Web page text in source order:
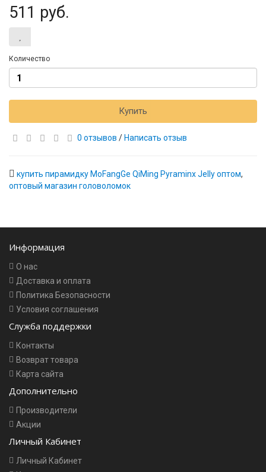
511 руб.
Количество
Купить
0 отзывов / Написать отзыв
купить пирамидку MoFangGe QiMing Pyraminx Jelly оптом,
оптовый магазин головоломок
Информация
О нас
Доставка и оплата
Политика Безопасности
Условия соглашения
Служба поддержки
Контакты
Возврат товара
Карта сайта
Дополнительно
Производители
Акции
Личный Кабинет
Личный Кабинет